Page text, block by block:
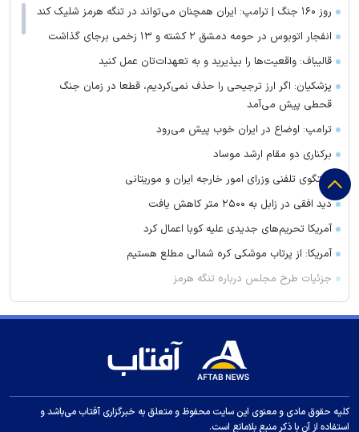
روز ۱۶۰ جنگ | ترامپ: ایران همچنان می‌تواند در تنگه هرمز شلیک کند
انفجار اتوبوس در حومه دمشق ۲ کشته و ۱۳ زخمی برجای گذاشت
قالیباف: واقعیت‌ها را بپذیرید و به تعهدات‌تان عمل کنید
پزشکیان: اگر ارز ترجیحی را حذف نمی‌کردیم، قطعا در زمان جنگ
قحطی پیش می‌آمد
ترامپ: اوضاع در ایران خوب پیش می‌رود
برکناری دو مقام ارشد موساد
گفتگوی تلفنی وزرای امور خارجه ایران و موریتانی
دید افقی در زابل به ۲۵۰۰ متر کاهش یافت
آمریکا تحریم‌های جدیدی علیه کوبا اعمال کرد
آمریکا: از پرتاب موشکی کره شمالی مطلع هستیم
جزئیات طرح مجلس درباره تنگه هرمز
کویت دستور تعطیلی تنها مدرسه ایرانی را صادر کرد
زنوزق؛ نگین پلکانی آذربایجان
جدیدترین فیلم مانی حقیقی در جشنواره نیویورک
کلاهبرداری و پولشویی در قالب شرکت مهاجرتی به کانادا
این درد‌ها را در سنین رشد کودکان جدی بگیرید
کلیه حقوق مادی و معنوی این سایت محفوظ و متعلق به خبرگزاری آفتاب می‌باشد و
استفاده از آن با ذکر منبع بلامانع است.